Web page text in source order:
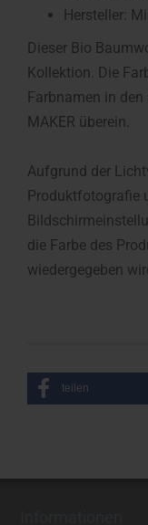
Hersteller:
Dieser Bio
Kollektion. Die
Farbnamen in
MAKER überein.
Aufgrund der
Produktfotografie
die Farbe des
wiedergegeben
teilen